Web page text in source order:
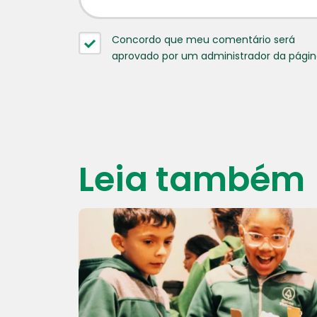
Concordo que meu comentário será
aprovado por um administrador da
Leia também